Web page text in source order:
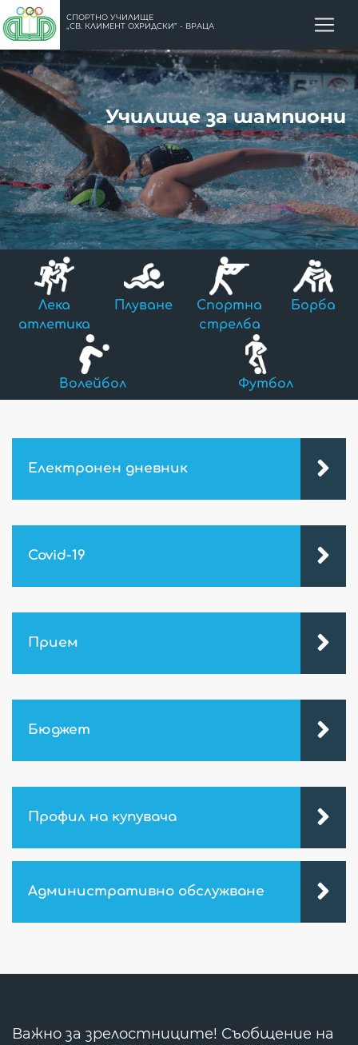
СПОРТНО УЧИЛИЩЕ
„СВ. КЛИМЕНТ ОХРИДСКИ” - ВРАЦА
Училище за шампиони
Лека
атлетика
Плуване
Спортна
стрелба
Борба
Волейбол Футбол
Електронен дневник
Covid-19
Прием
Бюджет
Профил на купувача
Административно обслужване
Важно за зрелостниците! Съобщение на